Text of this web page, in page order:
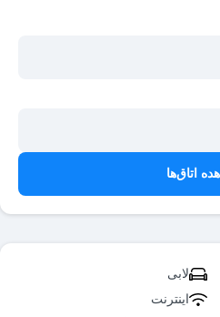
اتاق‌ها
لابی
اینترنت